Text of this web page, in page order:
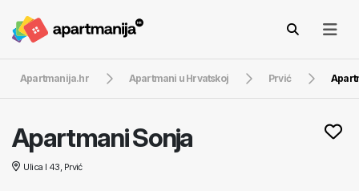
Apartmanija.hr Apartmani u Hrvatskoj Prvić
Apartmani Sonja
Ulica I 43, Prvić